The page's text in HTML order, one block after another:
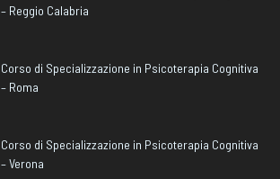
– Reggio Calabria
Corso di Specializzazione in Psicoterapia Cognitiva
– Roma
Corso di Specializzazione in Psicoterapia Cognitiva
– Verona